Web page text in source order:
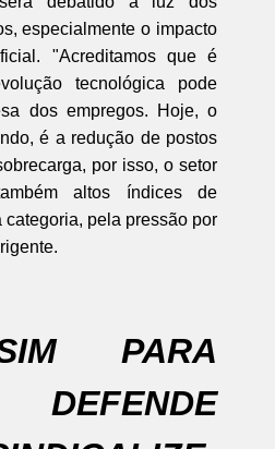
especialmente o impacto
"Acreditamos que é
tecnológica pode
dos empregos. Hoje, o
é a redução de postos
por isso, o setor
altos índices de
categoria, pela pressão por
PARA